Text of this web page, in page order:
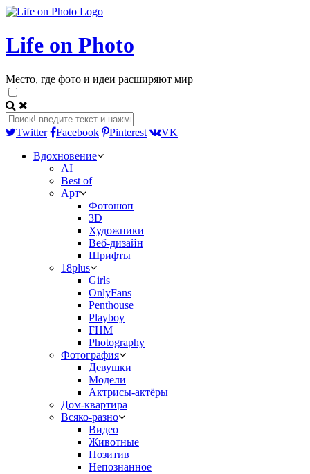
Life on Photo
Место, где фото и идеи расширяют мир
Twitter Facebook Pinterest
VK
Вдохновение
AI
Best of
Арт
Фотошоп
3D
Художники
Веб-дизайн
Шрифты
18plus
Girls
OnlyFans
Penthouse
Playboy
FHM
Photography
Фотография
Девушки
Модели
Актрисы-актёры
Дом-квартира
Всяко-разно
Видео
Животные
Позитив
Непознанное